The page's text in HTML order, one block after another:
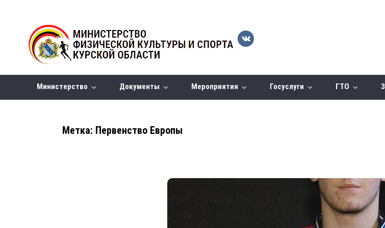
Министерство Документы Мероприятия Госуслуги ГТО
Метка: Первенство Европы